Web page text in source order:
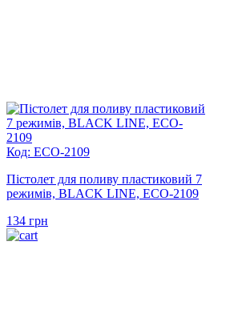
Код: ECO-2109
Пістолет для поливу пластиковий 7
режимів, BLACK LINE, ECO-2109
134 грн